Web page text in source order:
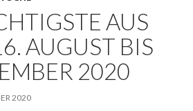
AUS
AUGUST BIS
2020
2020